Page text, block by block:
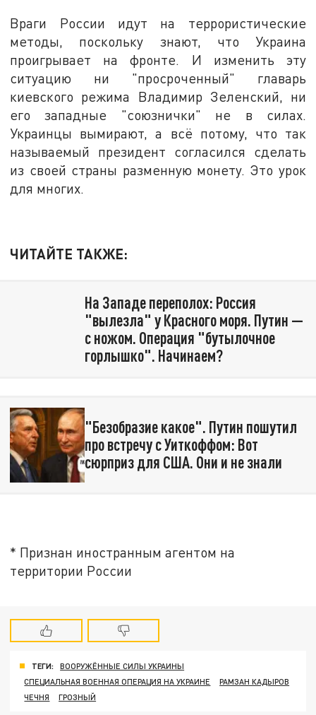
Враги России идут на террористические
методы, поскольку знают, что Украина
проигрывает на фронте. И изменить эту
ситуацию ни "просроченный" главарь
киевского режима Владимир Зеленский, ни
его западные "союзнички" не в силах.
Украинцы вымирают, а всё потому, что так
называемый президент согласился сделать
из своей страны разменную монету. Это урок
для многих.
ЧИТАЙТЕ ТАКЖЕ:
На Западе переполох: Россия
"вылезла" у Красного моря. Путин —
с ножом. Операция "бутылочное
горлышко". Начинаем?
"Безобразие какое". Путин пошутил
про встречу с Уиткоффом: Вот
сюрприз для США. Они и не знали
* Признан иностранным агентом на
территории России
ТЕГИ:
ВООРУЖЁННЫЕ СИЛЫ УКРАИНЫ
СПЕЦИАЛЬНАЯ ВОЕННАЯ ОПЕРАЦИЯ НА УКРАИНЕ
РАМЗАН КАДЫРОВ
ЧЕЧНЯ
ГРОЗНЫЙ